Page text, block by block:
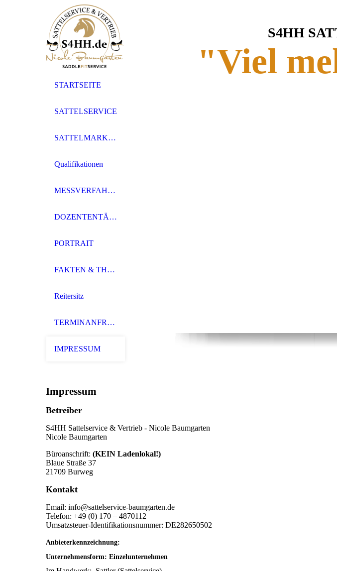
S4HH
"Viel
STARTSEITE
SATTELSERVICE
SATTELMARKEN
Qualifikationen
MESSVERFAHREN
DOZENTENTÄTIGKEIT
PORTRAIT
FAKTEN & THEMEN
Reitersitz
TERMINANFRAGE
IMPRESSUM
Impressum
Betreiber
S4HH Sattelservice & Vertrieb - Nicole Baumgarten
Nicole Baumgarten
Büroanschrift: (KEIN Ladenlokal!)
Blaue Straße 37
21709 Burweg
Kontakt
Email: info@sattelservice-baumgarten.de
Telefon: +49 (0) 170 – 4870112
Umsatzsteuer-Identifikationsnummer: DE282650502
Anbieterkennzeichnung
Unternehmensform: Einzelunternehmen